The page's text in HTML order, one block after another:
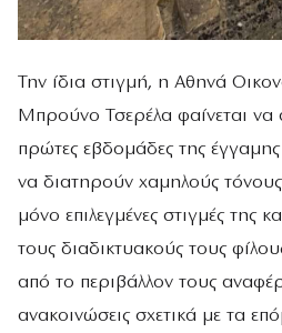
Την ίδια στιγμή, η Αθηνά
Μπρούνο Τσερέλα φαίνεται να
πρώτες εβδομάδες της έγγαμης
να διατηρούν χαμηλούς
μόνο επιλεγμένες στιγμές της
τους διαδικτυακούς τους
από το περιβάλλον τους
ανακοινώσεις σχετικά με τα